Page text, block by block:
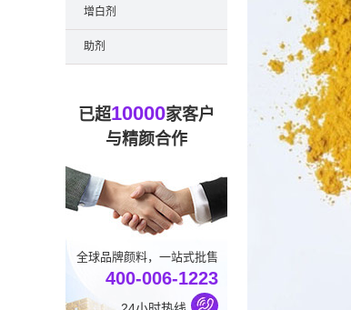
增白剂
助剂
已超10000家客户
与精颜合作
全球品牌颜料，一站式批售
400-006-1223